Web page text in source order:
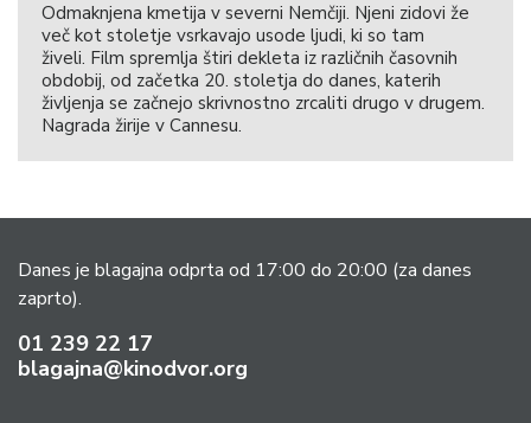
Odmaknjena kmetija v severni Nemčiji. Njeni zidovi že
več kot stoletje vsrkavajo usode ljudi, ki so tam
živeli. Film spremlja štiri dekleta iz različnih časovnih
obdobij, od začetka 20. stoletja do danes, katerih
življenja se začnejo skrivnostno zrcaliti drugo v drugem.
Nagrada žirije v Cannesu.
Danes je blagajna odprta od 17:00 do 20:00 (za danes
zaprto).
01 239 22 17
blagajna@kinodvor.org